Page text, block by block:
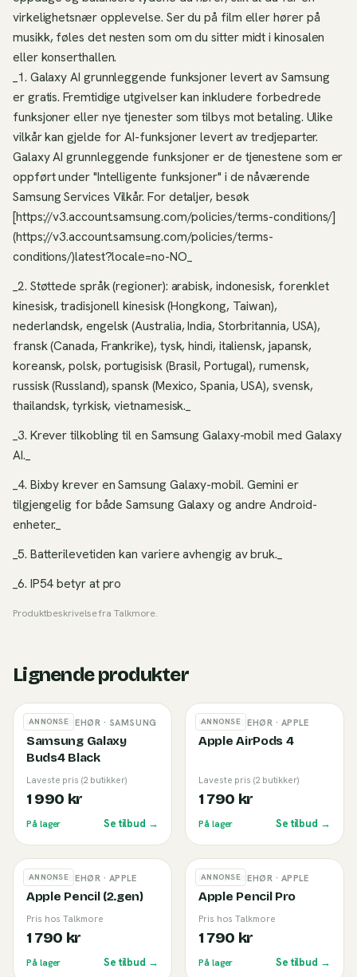
virkelighetsnær opplevelse. Ser du på film eller hører på
musikk, føles det nesten som om du sitter midt i kinosalen
eller konserthallen.
_1. Galaxy AI grunnleggende funksjoner levert av Samsung
er gratis. Fremtidige utgivelser kan inkludere forbedrede
funksjoner eller nye tjenester som tilbys mot betaling. Ulike
vilkår kan gjelde for AI-funksjoner levert av tredjeparter.
Galaxy AI grunnleggende funksjoner er de tjenestene som er
oppført under "Intelligente funksjoner" i de nåværende
Samsung Services Vilkår. For detaljer, besøk
[https://v3.account.samsung.com/policies/terms-conditions/]
(https://v3.account.samsung.com/policies/terms-
conditions/)latest?locale=no-NO_
_2. Støttede språk (regioner): arabisk, indonesisk, forenklet
kinesisk, tradisjonell kinesisk (Hongkong, Taiwan),
nederlandsk, engelsk (Australia, India, Storbritannia, USA),
fransk (Canada, Frankrike), tysk, hindi, italiensk, japansk,
koreansk, polsk, portugisisk (Brasil, Portugal), rumensk,
russisk (Russland), spansk (Mexico, Spania, USA), svensk,
thailandsk, tyrkisk, vietnamesisk._
_3. Krever tilkobling til en Samsung Galaxy-mobil med Galaxy
AI._
_4. Bixby krever en Samsung Galaxy-mobil. Gemini er
tilgjengelig for både Samsung Galaxy og andre Android-
enheter._
_5. Batterilevetiden kan variere avhengig av bruk._
_6. IP54 betyr at pro
Produktbeskrivelse fraTalkmore.
Lignende produkter
ANNONSE
MOBILTILBEHØR · SAMSUNG
Samsung Galaxy
Buds4 Black
Laveste pris (2 butikker)
1 990 kr
På lager Se tilbud →
ANNONSE
MOBILTILBEHØR · APPLE
Apple AirPods 4
Laveste pris (2 butikker)
1 790 kr
På lager Se tilbud →
ANNONSE
MOBILTILBEHØR · APPLE
Apple Pencil (2.gen)
Pris hos Talkmore
1 790 kr
På lager Se tilbud →
ANNONSE
MOBILTILBEHØR · APPLE
Apple Pencil Pro
Pris hos Talkmore
1 790 kr
På lager Se tilbud →